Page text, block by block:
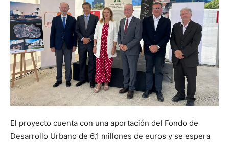
El proyecto cuenta con una aportación del Fondo de
Desarrollo Urbano de 6,1 millones de euros y se espera